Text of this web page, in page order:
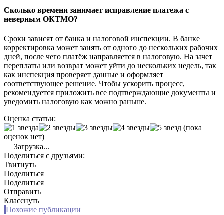
Сколько времени занимает исправление платежа с
неверным ОКТМО?
Сроки зависят от банка и налоговой инспекции. В банке
корректировка может занять от одного до нескольких рабочих
дней, после чего платёж направляется в налоговую. На зачет
переплаты или возврат может уйти до нескольких недель, так
как инспекция проверяет данные и оформляет
соответствующее решение. Чтобы ускорить процесс,
рекомендуется приложить все подтверждающие документы и
уведомить налоговую как можно раньше.
Оценка статьи:
(пока
оценок нет)
Загрузка...
Поделиться с друзьями:
Твитнуть
Поделиться
Поделиться
Отправить
Класснуть
Похожие публикации